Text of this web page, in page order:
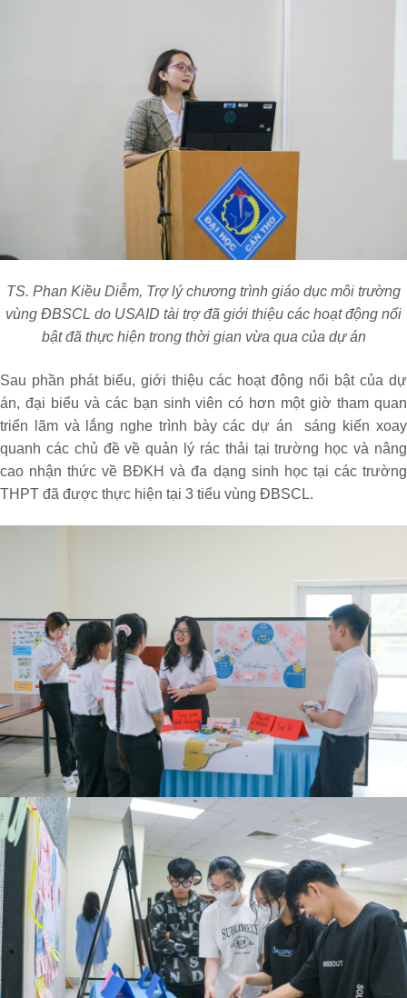
TS. Phan Kiều Diễm, Trợ lý chương trình giáo dục môi trường
vùng ĐBSCL do USAID tài trợ đã giới thiệu các hoạt động nổi
bật đã thực hiện trong thời gian vừa qua của dự án
Sau phần phát biểu, giới thiệu các hoạt động nổi bật của dự
án, đại biểu và các bạn sinh viên có hơn một giờ tham quan
triển lãm và lắng nghe trình bày các dự án sáng kiến xoay
quanh các chủ đề về quản lý rác thải tại trường học và nâng
cao nhận thức về BĐKH và đa dạng sinh học tại các trường
THPT đã được thực hiện tại 3 tiểu vùng ĐBSCL.